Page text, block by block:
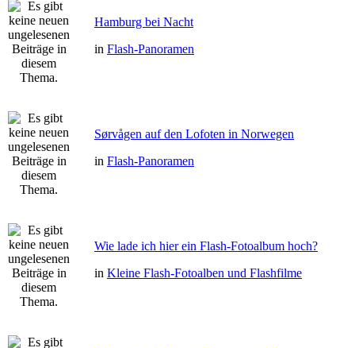
Hamburg bei Nacht
in Flash-Panoramen
Sørvågen auf den Lofoten in Norwegen
in Flash-Panoramen
Wie lade ich hier ein Flash-Fotoalbum hoch?
in Kleine Flash-Fotoalben und Flashfilme